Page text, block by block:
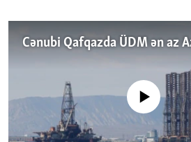
No media source